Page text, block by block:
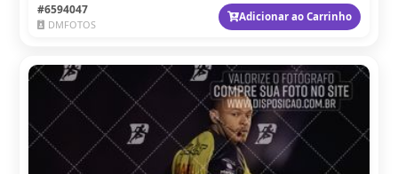
#6594047
DMFOTOS
Adicionar ao Carrinho